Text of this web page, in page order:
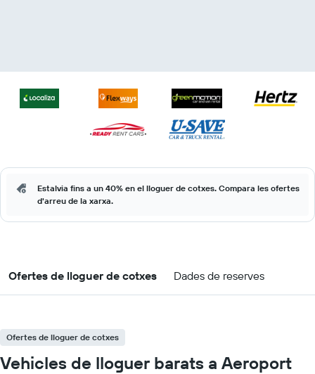
Estalvia fins a un 40% en el lloguer de cotxes. Compara les ofertes
d'arreu de la xarxa.
Ofertes de lloguer de cotxes Dades de reserves
Ofertes de lloguer de cotxes
Vehicles de lloguer barats a Aeroport